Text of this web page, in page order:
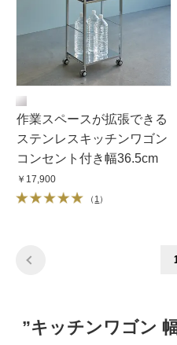
作業スペースが拡張できる
ステンレスキッチンワゴン
コンセント付き幅36.5cm
￥17,900
（ 1 ）
”キッチンワゴン